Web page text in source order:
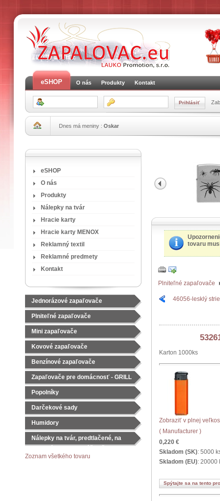
eSHOP O nás Produkty Kontakt
Dnes má meniny : Oskar
eSHOP
O nás
Produkty
Nálepky na tvár
Hracie karty
Hracie karty MENOX
Reklamný textil
Reklamné predmety
Kontakt
Jednorázové zapaľovače
Plniteľné zapaľovače
Mini zapaľovače
Kovové zapaľovače
Benzínové zapaľovače
Zapaľovače pre domácnosť - GRILL
Popolníky
Darčekové sady
Čajové sady
Humidory
Nálepky na tvár, predtlačené, na
Zoznam všetkého tovaru
tovaru
Plniteľné zapaľovače
46056-lesklý
Karton 1000ks
Zobraziť v plnej
( Manufacturer )
0,220 €
Skladom (SK): 5000
Skladom (EU): 20000
Spýtajte sa na tento